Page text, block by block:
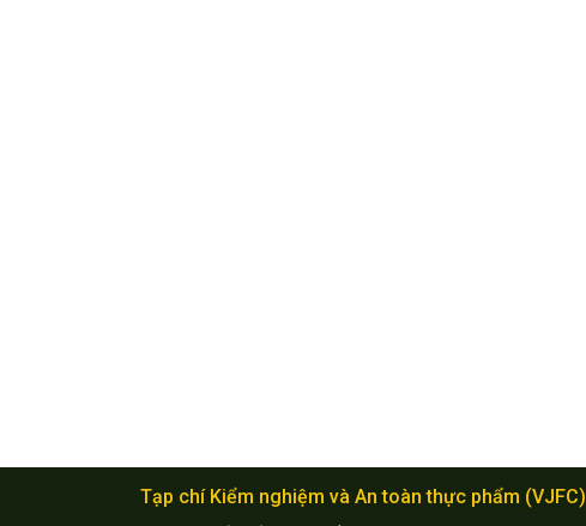
Tạp chí Kiểm nghiệm và An toàn thực phẩm (VJFC)